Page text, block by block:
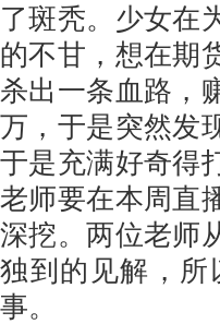
了斑秃。少女在
的不甘，想在期
杀出一条血路，
万，于是突然发
于是充满好奇得
老师要在本周直
深挖。两位老师
独到的见解，
事。